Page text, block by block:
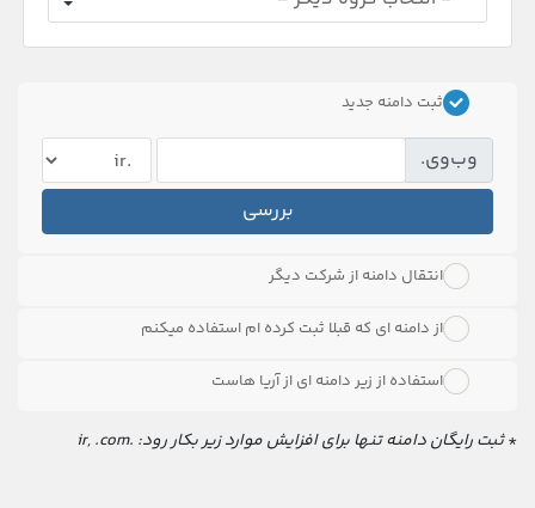
ثبت دامنه جدید
وب‌وی.
بررسی
انتقال دامنه از شرکت دیگر
از دامنه ای که قبلا ثبت کرده ام استفاده میکنم
استفاده از زیر دامنه ای از آریا هاست
*ثبت رایگان دامنه تنها برای افزایش موارد زیر بکار رود: .ir, .com